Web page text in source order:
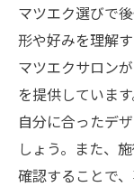
マツエク選びで
形や好みを理解
マツエクサロン
を提供していま
自分に合ったデ
しょう。また、
確認することで